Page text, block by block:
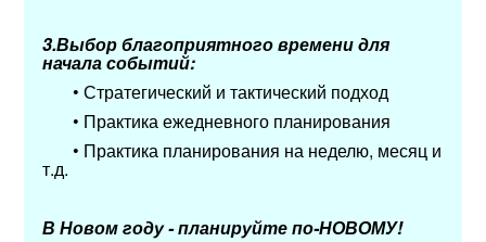
3.Выбор благоприятного времени для
начала событий:
• Стратегический и тактический подход
• Практика ежедневного планирования
• Практика планирования на неделю, месяц и
т.д.
В Новом году - планируйте по-НОВОМУ!